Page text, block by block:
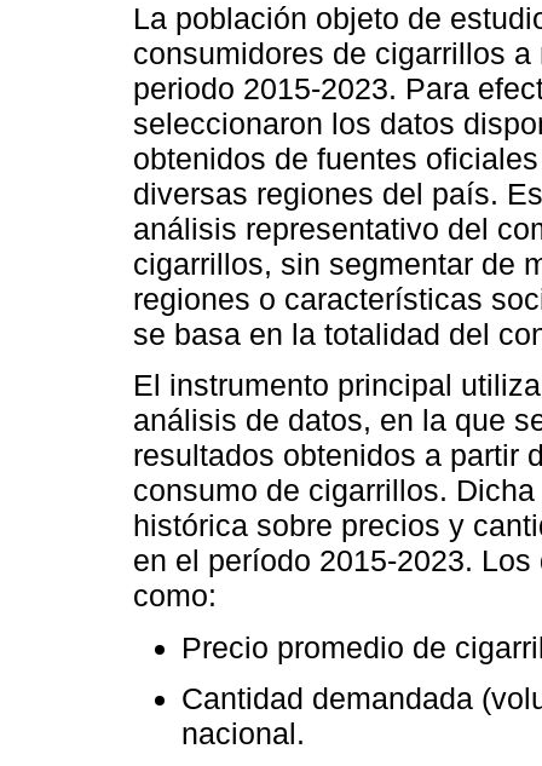
La población objeto de
consumidores de cigarrillos
periodo 2015-2023. Para
seleccionaron los datos
obtenidos de fuentes
diversas regiones del país.
análisis representativo del
cigarrillos, sin segmentar de
regiones o características
se basa en la totalidad del
El instrumento principal
análisis de datos, en la que
resultados obtenidos a partir
consumo de cigarrillos.
histórica sobre precios y
en el período 2015-2023.
como:
Precio promedio de
Cantidad demandada
nacional.